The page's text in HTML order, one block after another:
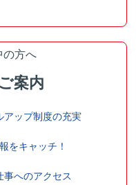
の方へ
案内
アップ制度の充実
をキャッチ！
へのアクセス